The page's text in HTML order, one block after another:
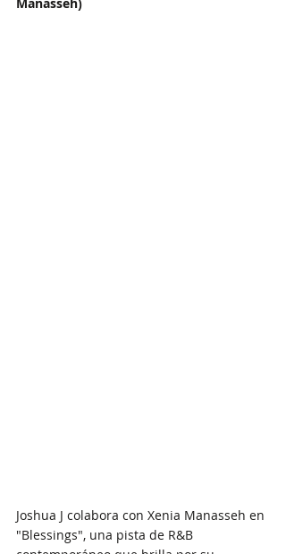
Joshua J colabora con Xenia Manasseh en
"Blessings", una pista de R&B